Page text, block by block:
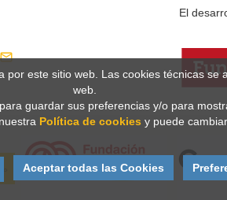
El
este sitio web. Las cookies técnicas
web.
guardar sus preferencias y/o para
Política de cookies y puede
Aceptar todas las Cookies